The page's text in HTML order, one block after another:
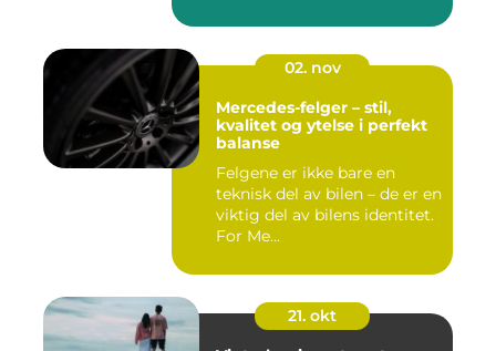
02. nov
Mercedes-felger – stil,
kvalitet og ytelse i perfekt
balanse
Felgene er ikke bare en
teknisk del av bilen – de er en
viktig del av bilens identitet.
For Me...
21. okt